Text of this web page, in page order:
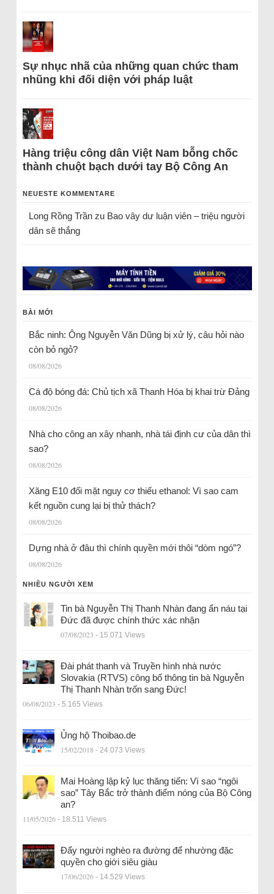
Sự nhục nhã của những quan chức tham
nhũng khi đối diện với pháp luật
Hàng triệu công dân Việt Nam bỗng chốc
thành chuột bạch dưới tay Bộ Công An
NEUESTE KOMMENTARE
Long Rồng Trầnzu Bao vây dư luận viên – triệu người
dân sẽ thắng
BÀI MỚI
Bắc ninh: Ông Nguyễn Văn Dũng bị xử lý, câu hỏi nào
còn bỏ ngỏ?
08/08/2026
Cá độ bóng đá: Chủ tịch xã Thanh Hóa bị khai trừ Đảng
08/08/2026
Nhà cho công an xây nhanh, nhà tái định cư của dân thì
sao?
08/08/2026
Xăng E10 đối mặt nguy cơ thiếu ethanol: Vì sao cam
kết nguồn cung lại bị thử thách?
08/08/2026
Dựng nhà ở đâu thì chính quyền mới thôi “dòm ngó”?
08/08/2026
NHIỀU NGƯỜI XEM
Tin bà Nguyễn Thị Thanh Nhàn đang ẩn náu tại
Đức đã được chính thức xác nhận
07/08/2023 - 15.071 Views
Đài phát thanh và Truyền hình nhà nước
Slovakia (RTVS) công bố thông tin bà Nguyễn
Thị Thanh Nhàn trốn sang Đức!
06/08/2023 - 5.165 Views
Ủng hộ Thoibao.de
15/02/2018 - 24.073 Views
Mai Hoàng lập kỷ lục thăng tiến: Vì sao “ngôi
sao” Tây Bắc trở thành điểm nóng của Bộ Công
an?
11/05/2026 - 18.511 Views
Đẩy người nghèo ra đường để nhường đặc
quyền cho giới siêu giàu
17/06/2026 - 14.529 Views